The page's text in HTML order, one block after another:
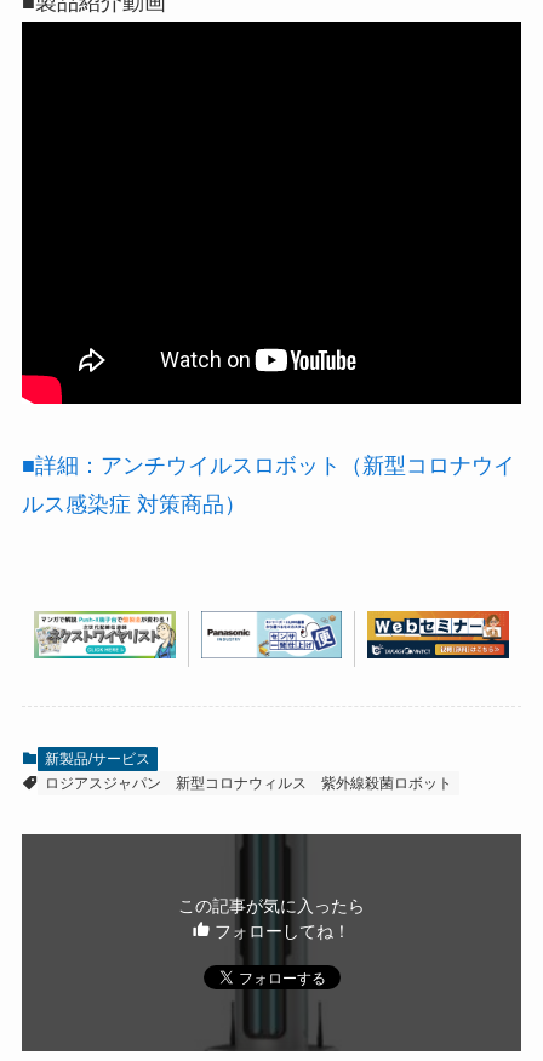
■詳細：アンチウイルスロボット（新型コロナウイ
ルス感染症 対策商品）
新製品/サービス
ロジアスジャパン
新型コロナウィルス 紫外線殺菌ロボット
この記事が気に入ったら
フォローしてね！